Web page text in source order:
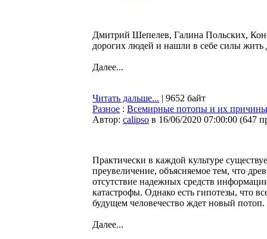
Дмитрий Шепелев, Галина Польских,
дорогих людей и нашли в себе силы жить
Далее...
Читать дальше... | 9652 байт
Разное : Всемирные потопы и их
Автор: calipso в 16/06/2020 07:00:00 (647
Практически в каждой культуре
преувеличение, объясняемое тем, что
отсутствие надежных средств
катастрофы. Однако есть гипотезы, что
будущем человечество ждет новый потоп.
Далее...